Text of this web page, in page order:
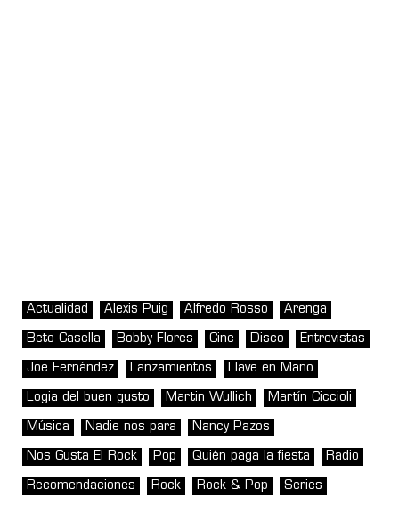
Actualidad Alexis Puig Alfredo Rosso Arenga
Beto Casella Bobby Flores Cine Disco Entrevistas
Joe Fernández Lanzamientos Llave en Mano
Logia del buen gusto Martin Wullich Martín Ciccioli
Música Nadie nos para Nancy Pazos
Nos Gusta El Rock Pop Quién paga la fiesta Radio
Recomendaciones Rock Rock & Pop Series